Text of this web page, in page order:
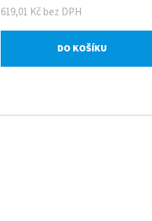
619,01 Kč bez DPH
DO KOŠÍKU